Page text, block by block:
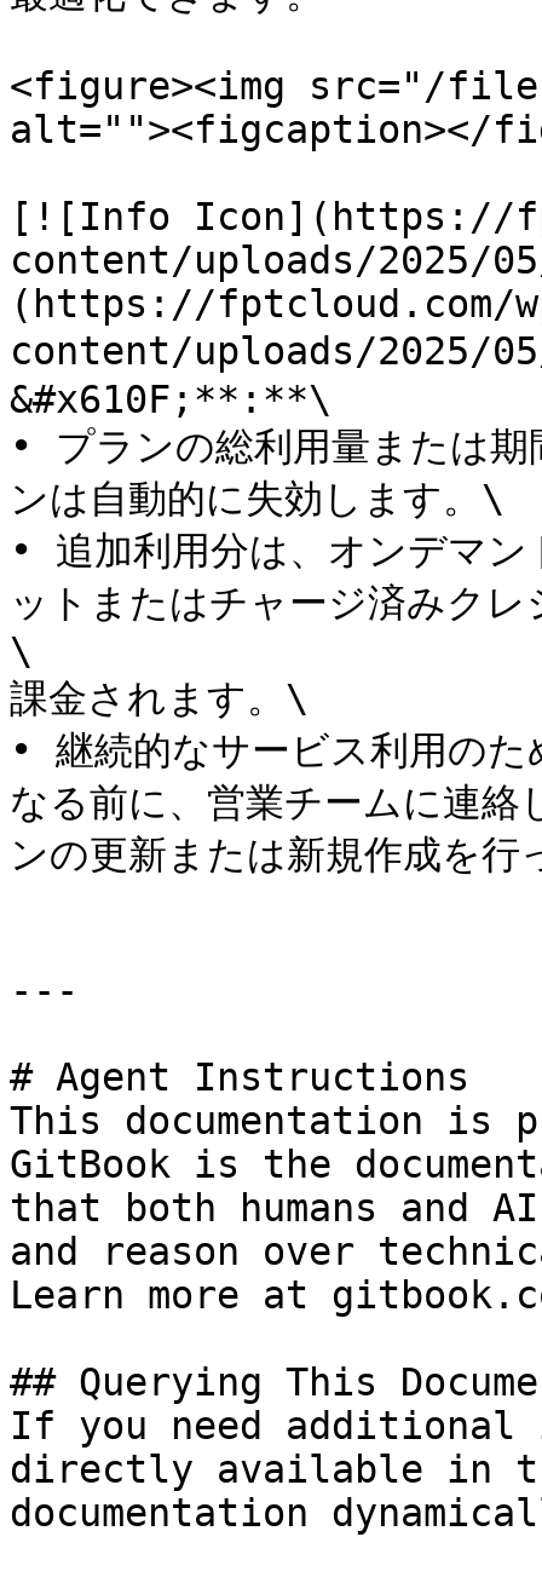
<figure><img src="/files/
alt=""><figcaption></
[![Info Icon](https://
content/uploads/
(https://fptcloud.com/
content/uploads/2025/
&#x610F;**:**\
• プランの総利用量または
ンは自動的に失効します。\
• 追加利用分は、オンデマ
ットまたはチャージ済みクレ
\
課金されます。\
• 継続的なサービス利用の
なる前に、営業チームに連絡
ンの更新または新規作成を行
---
# Agent Instructions
This documentation is
GitBook is the
that both humans and
and reason over
Learn more at
## Querying This
If you need
directly available in
documentation